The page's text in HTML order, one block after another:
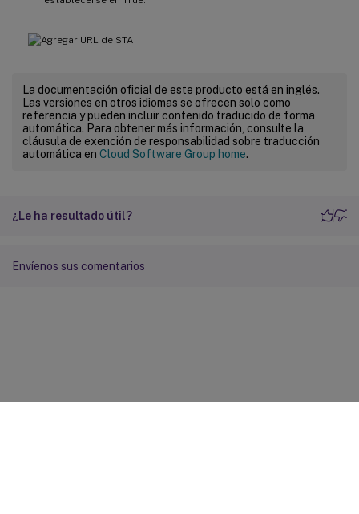
La documentación oficial de este producto está en inglés.
Las versiones en otros idiomas se ofrecen solo como
referencia y pueden incluir contenido traducido de forma
automática. Para obtener más información, consulte la
cláusula de exención de responsabilidad sobre traducción
automática en Cloud Software Group home.
¿Le ha resultado útil?
Envíenos sus comentarios